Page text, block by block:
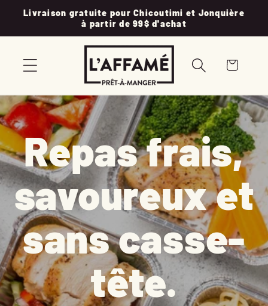
passer
Livraison gratuite pour Chicoutimi et Jonquière
à partir de 99$ d'achat
Panier
Repas frais,
savoureux et
sans casse-
tête.